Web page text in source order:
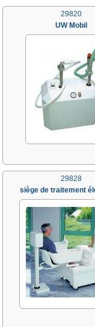
29820
UW Mobil
29828
siège de traitement